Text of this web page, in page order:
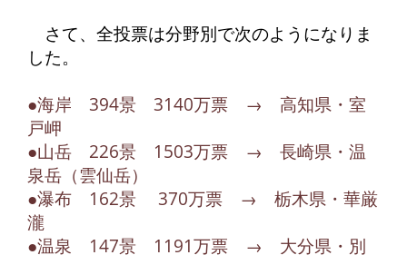
さて、全投票は分野別で次のようになりま
した。
●海岸 394景 3140万票 → 高知県・室
戸岬
●山岳 226景 1503万票 → 長崎県・温
泉岳（雲仙岳）
●瀑布 162景 370万票 → 栃木県・華厳
瀧
●温泉 147景 1191万票 → 大分県・別